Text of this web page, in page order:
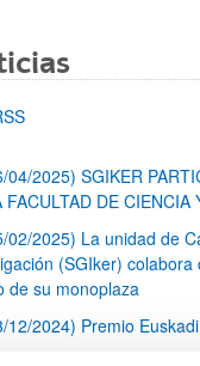
04/2025) SGIKER
FACULTAD DE
02/2025) La unidad de
(SGIker)
de su monoplaza
12/2024) Premio